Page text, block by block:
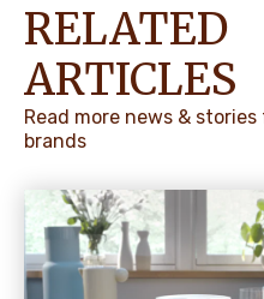
RELATED
ARTICLES
Read more news &
brands